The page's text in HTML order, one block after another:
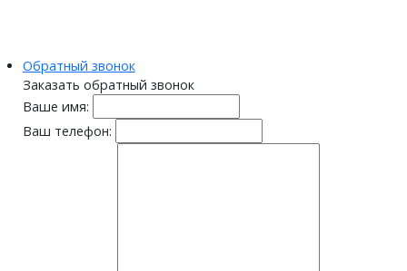
Обратный звонок
Заказать обратный звонок
Ваше имя:
Ваш телефон: